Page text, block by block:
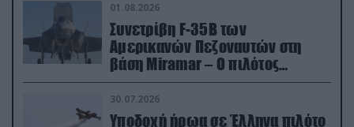
01.08.2026
Συνετρίβη F-35B των
Αμερικανών Πεζοναυτών στη
βάση Miramar – Ο πιλότος
εκτινάχθηκε εγκαίρως
30.07.2026
Υποδοχή ήρωα σε Έλληνα πιλότο